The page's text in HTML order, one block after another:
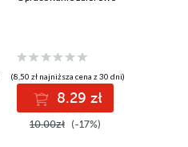
(8,50 zł najniższa cena z 30 dni)
8.29 zł
10.00zł (-17%)